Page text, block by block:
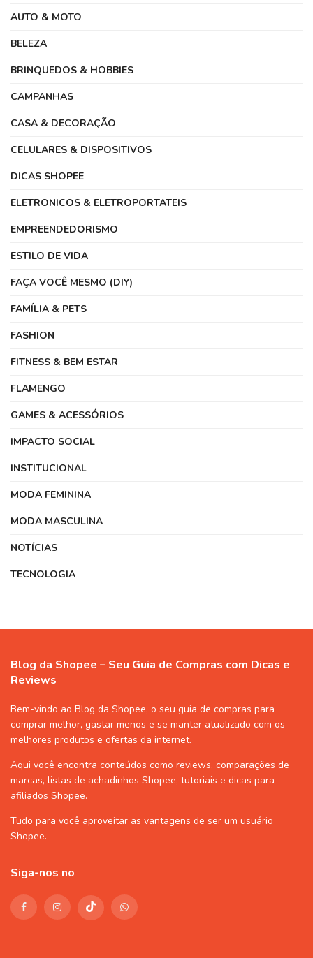
AUTO & MOTO
BELEZA
BRINQUEDOS & HOBBIES
CAMPANHAS
CASA & DECORAÇÃO
CELULARES & DISPOSITIVOS
DICAS SHOPEE
ELETRONICOS & ELETROPORTATEIS
EMPREENDEDORISMO
ESTILO DE VIDA
FAÇA VOCÊ MESMO (DIY)
FAMÍLIA & PETS
FASHION
FITNESS & BEM ESTAR
FLAMENGO
GAMES & ACESSÓRIOS
IMPACTO SOCIAL
INSTITUCIONAL
MODA FEMININA
MODA MASCULINA
NOTÍCIAS
TECNOLOGIA
Blog da Shopee – Seu Guia de Compras com Dicas e
Reviews
Bem-vindo ao Blog da Shopee, o seu guia de compras para
comprar melhor, gastar menos e se manter atualizado com os
melhores produtos e ofertas da internet.
Aqui você encontra conteúdos como reviews, comparações de
marcas, listas de achadinhos Shopee, tutoriais e dicas para
afiliados Shopee.
Tudo para você aproveitar as vantagens de ser um usuário
Shopee.
Siga-nos no